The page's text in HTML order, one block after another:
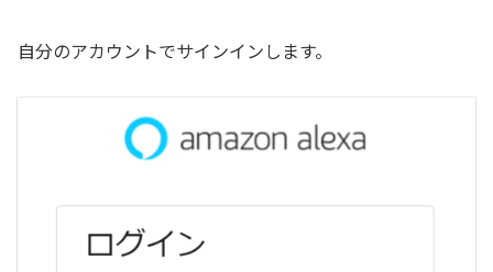
自分のアカウントでサインインします。